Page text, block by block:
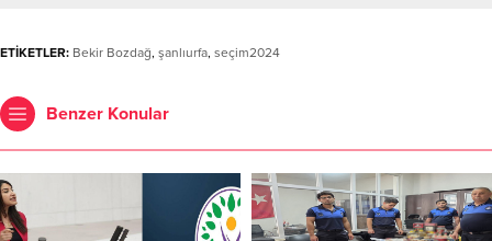
ETİKETLER: Bekir Bozdağ, şanlıurfa, seçim2024
Benzer Konular